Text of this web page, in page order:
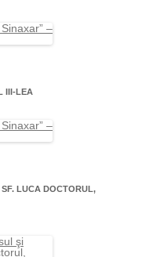
III-LEA
LUCA DOCTORUL,